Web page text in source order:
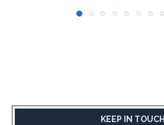
KEEP IN TOUCH